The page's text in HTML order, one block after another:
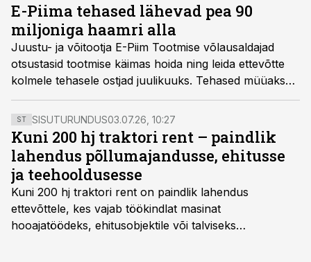
E-Piima tehased lähevad pea 90
miljoniga haamri alla
Juustu- ja võitootja E-Piim Tootmise võlausaldajad
otsustasid tootmise käimas hoida ning leida ettevõtte
kolmele tehasele ostjad juulikuuks. Tehased müüakse
kahe eraldi ettevõttena, alghinnaga kokku 88 miljonit
eurot.
ST SISUTURUNDUS03.07.26, 10:27
Kuni 200 hj traktori rent – paindlik
lahendus põllumajandusse, ehitusse
ja teehooldusesse
Kuni 200 hj traktori rent on paindlik lahendus
ettevõttele, kes vajab töökindlat masinat
hooajatöödeks, ehitusobjektile või talviseks